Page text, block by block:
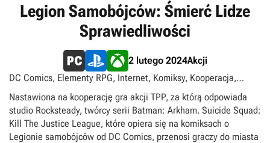
Legion Samobójców: Śmierć Lidze
Sprawiedliwości
2 lutego 2024Akcji
DC Comics, Elementy RPG, Internet, Komiksy, Kooperacja,
Multiplayer, Sandbox, Singleplayer, Strzelanki,
Superbohaterowie, Superłotrzy, TPP, TPS
Nastawiona na kooperację gra akcji TPP, za którą odpowiada
studio Rocksteady, twórcy serii Batman: Arkham. Suicide Squad:
Kill The Justice League, które opiera się na komiksach o
Legionie samobójców od DC Comics, przenosi graczy do miasta